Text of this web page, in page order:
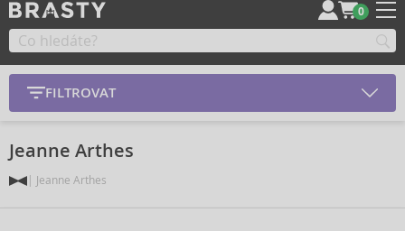
0
FILTROVAT
Jeanne Arthes
Jeanne Arthes